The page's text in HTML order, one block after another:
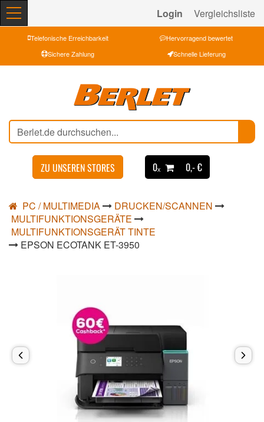
Login Vergleichsliste
Telefonische Erreichbarkeit
Hervorragend bewertet
Sichere Zahlung
Schnelle Lieferung
ZU UNSEREN STORES 0ₓ 0,- €
PC / MULTIMEDIA
DRUCKEN/SCANNEN
MULTIFUNKTIONSGERÄTE
MULTIFUNKTIONSGERÄT TINTE
EPSON ECOTANK ET-3950